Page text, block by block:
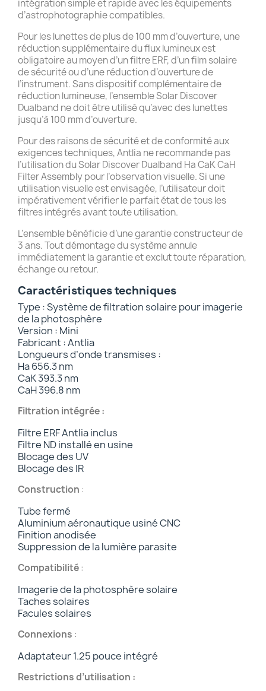
intégration simple et rapide avec les équipements
d’astrophotographie compatibles.
Pour les lunettes de plus de 100 mm d’ouverture, une
réduction supplémentaire du flux lumineux est
obligatoire au moyen d’un filtre ERF, d’un film solaire
de sécurité ou d’une réduction d’ouverture de
l’instrument. Sans dispositif complémentaire de
réduction lumineuse, l’ensemble Solar Discover
Dualband ne doit être utilisé qu’avec des lunettes
jusqu’à 100 mm d’ouverture.
Pour des raisons de sécurité et de conformité aux
exigences techniques, Antlia ne recommande pas
l’utilisation du Solar Discover Dualband Ha CaK CaH
Filter Assembly pour l’observation visuelle. Si une
utilisation visuelle est envisagée, l’utilisateur doit
impérativement vérifier le parfait état de tous les
filtres intégrés avant toute utilisation.
L’ensemble bénéficie d’une garantie constructeur de
3 ans. Tout démontage du système annule
immédiatement la garantie et exclut toute réparation,
échange ou retour.
Caractéristiques techniques
Type : Système de filtration solaire pour imagerie
de la photosphère
Version : Mini
Fabricant : Antlia
Longueurs d’onde transmises :
Ha 656.3 nm
CaK 393.3 nm
CaH 396.8 nm
Filtration intégrée :
Filtre ERF Antlia inclus
Filtre ND installé en usine
Blocage des UV
Blocage des IR
Construction :
Tube fermé
Aluminium aéronautique usiné CNC
Finition anodisée
Suppression de la lumière parasite
Compatibilité:
Imagerie de la photosphère solaire
Taches solaires
Facules solaires
Connexions :
Adaptateur 1.25 pouce intégré
Restrictions d’utilisation :